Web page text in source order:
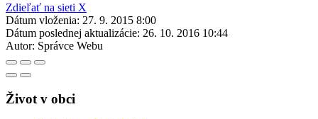
Zdieľať na sieti X
Dátum vloženia: 27. 9. 2015 8:00
Dátum poslednej aktualizácie: 26. 10. 2016 10:44
Autor: Správce Webu
Život v obci